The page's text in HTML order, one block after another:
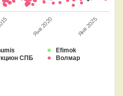
Efimok
СПБ
Волмар
Янв 2020 Янв 2025